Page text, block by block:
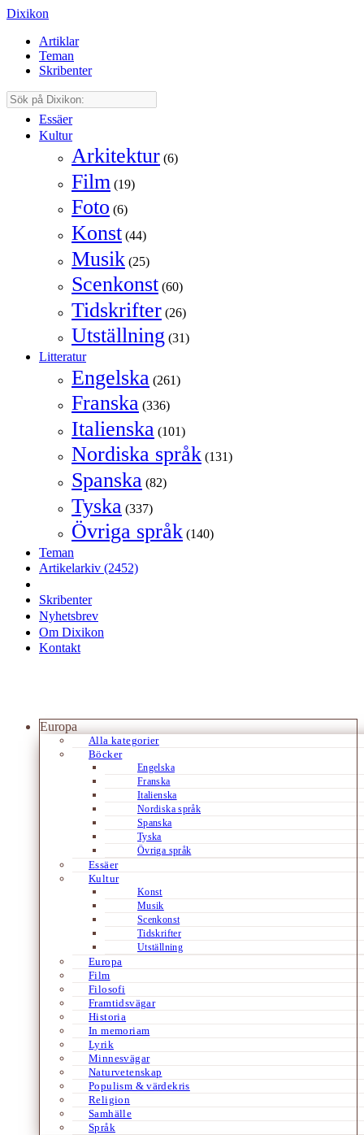
Dixikon
Artiklar
Teman
Skribenter
Essäer
Kultur
Arkitektur (6)
Film (19)
Foto (6)
Konst (44)
Musik (25)
Scenkonst (60)
Tidskrifter (26)
Utställning (31)
Litteratur
Engelska (261)
Franska (336)
Italienska (101)
Nordiska språk (131)
Spanska (82)
Tyska (337)
Övriga språk (140)
Teman
Artikelarkiv (2452)
Skribenter
Nyhetsbrev
Om Dixikon
Kontakt
Europa
Alla kategorier
Böcker
Engelska
Franska
Italienska
Nordiska språk
Spanska
Tyska
Övriga språk
Essäer
Kultur
Konst
Musik
Scenkonst
Tidskrifter
Utställning
Europa
Film
Filosofi
Framtidsvägar
Historia
In memoriam
Lyrik
Minnesvägar
Naturvetenskap
Populism & värdekris
Religion
Samhälle
Språk